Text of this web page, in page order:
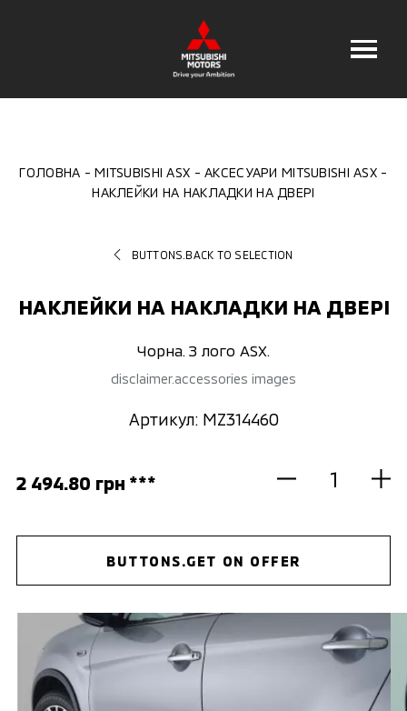
ГОЛОВНА MITSUBISHI ASX
АКСЕСУАРИ MITSUBISHI ASX
НАКЛЕЙКИ НА НАКЛАДКИ НА ДВЕРІ
BUTTONS.BACK TO SELECTION
НАКЛЕЙКИ НА НАКЛАДКИ НА ДВЕРІ
Чорна. З лого ASX.
disclaimer.accessories images
Артикул: MZ314460
2 494.80 грн ***
BUTTONS.GET ON OFFER